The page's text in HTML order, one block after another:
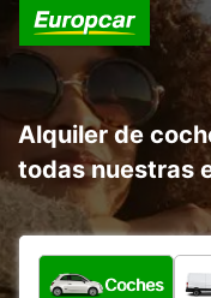
Alquiler de
todas nuestras
¿Qué tipo de
Coches